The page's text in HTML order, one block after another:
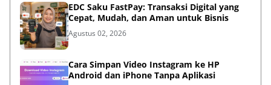
EDC Saku FastPay: Transaksi Digital yang
Cepat, Mudah, dan Aman untuk Bisnis
Agustus 02, 2026
Cara Simpan Video Instagram ke HP
Android dan iPhone Tanpa Aplikasi